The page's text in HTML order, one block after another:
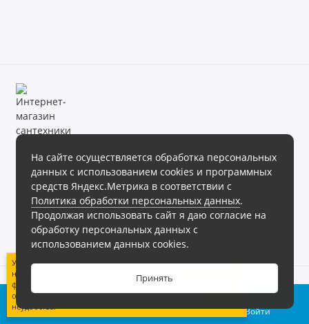
Корзина
0
Сравнение
Войти
На сайте осуществляется обработка персональных
данных с использованием cookies и программных
средств Яндекс.Метрика в соответствии с
Политика обработки персональных данных.
Продолжая использовать сайт я даю согласие на
обработку персональных данных с
использованием данных cookies.
Принять
Магазин сантехники «Теплое море» готов предложить своим
клиентам обширный ассортимент продукции в различных
ценовых диапазонах.
Интернет магазин сантехники «Теплое море», 2026г.
Политика обработки персональных данных
Уважаемые клиенты! В связи с техническими работами на
нашем сайте могут возникать сложности при
формировании интернет-заказов. Цены могут отличаться
от розничных. Приносим извинения за возможные
неудобства.